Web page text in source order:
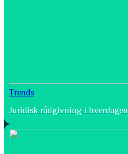
Trends
Juridisk rådgivning i hverdagen